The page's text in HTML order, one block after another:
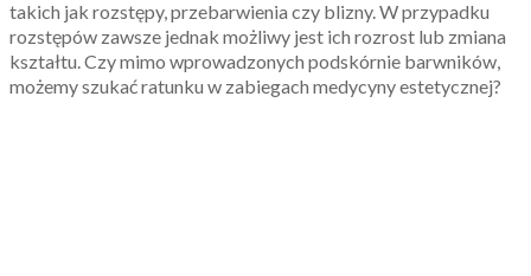
takich jak rozstępy, przebarwienia czy blizny. W przypadku
rozstępów zawsze jednak możliwy jest ich rozrost lub zmiana
kształtu. Czy mimo wprowadzonych podskórnie barwników,
możemy szukać ratunku w zabiegach medycyny estetycznej?